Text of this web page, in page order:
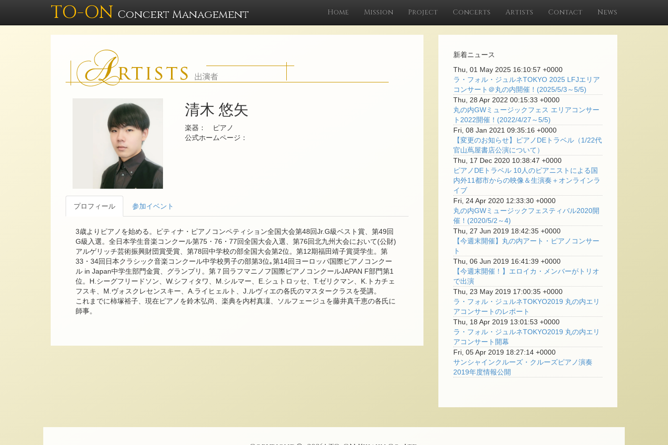
TO-ON Concert Management Home Mission Project Concerts Artists Contact News
清木 悠矢
楽器： ピアノ
公式ホームページ：
プロフィール 参加イベント
3歳よりピアノを始める。ピティナ・ピアノコンペティション全国大会第48回Jr.G級ベスト賞、第49回
G級入選。全日本学生音楽コンクール第75・76・77回全国大会入選、第76回北九州大会において(公財)
アルゲリッチ芸術振興財団賞受賞、第78回中学校の部全国大会第2位。第12期福田靖子賞奨学生。第
33・34回日本クラシック音楽コンクール中学校男子の部第3位｡第14回ヨーロッパ国際ピアノコンクー
ル in Japan中学生部門金賞、グランプリ。第７回ラフマニノフ国際ピアノコンクールJAPAN F部門第1
位。H.シーグフリードソン、W.シフィタワ、M.シルマー、E.シュトロッセ、T.ゼリクマン、K.トカチェ
フスキ、M.ヴォスクレセンスキー、A.ライヒェルト、J.ルヴィエの各氏のマスタークラスを受講。
これまでに柿塚裕子、現在ピアノを鈴木弘尚、楽典を内村真凜、ソルフェージュを藤井真千恵の各氏に
師事。
新着ニュース
Thu, 01 May 2025 16:10:57 +0000
ラ・フォル・ジュルネTOKYO 2025 LFJエリア
コンサート＠丸の内開催！(2025/5/3～5/5)
Thu, 28 Apr 2022 00:15:33 +0000
丸の内GWミュージックフェス エリアコンサー
ト2022開催！(2022/4/27～5/5)
Fri, 08 Jan 2021 09:35:16 +0000
【変更のお知らせ】ピアノDEトラベル（1/22代
官山蔦屋書店公演について）
Thu, 17 Dec 2020 10:38:47 +0000
ピアノDEトラベル 10人のピアニストによる国
内外11都市からの映像＆生演奏＋オンラインラ
イブ
Fri, 24 Apr 2020 12:33:30 +0000
丸の内GWミュージックフェスティバル2020開
催！(2020/5/2～4)
Thu, 27 Jun 2019 18:42:35 +0000
【今週末開催】丸の内アート・ピアノコンサー
ト
Thu, 06 Jun 2019 16:41:39 +0000
【今週末開催！】エロイカ・メンバーがトリオ
で出演
Thu, 23 May 2019 17:00:35 +0000
ラ・フォル・ジュルネTOKYO2019 丸の内エリ
アコンサートのレポート
Thu, 18 Apr 2019 13:01:53 +0000
ラ・フォル・ジュルネTOKYO2019 丸の内エリ
アコンサート開幕
Fri, 05 Apr 2019 18:27:14 +0000
サンシャインクルーズ・クルーズピアノ演奏
2019年度情報公開